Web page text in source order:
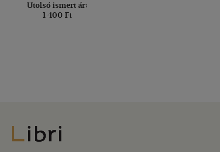
Utolsó ismert ár:
1 400 Ft
Libri